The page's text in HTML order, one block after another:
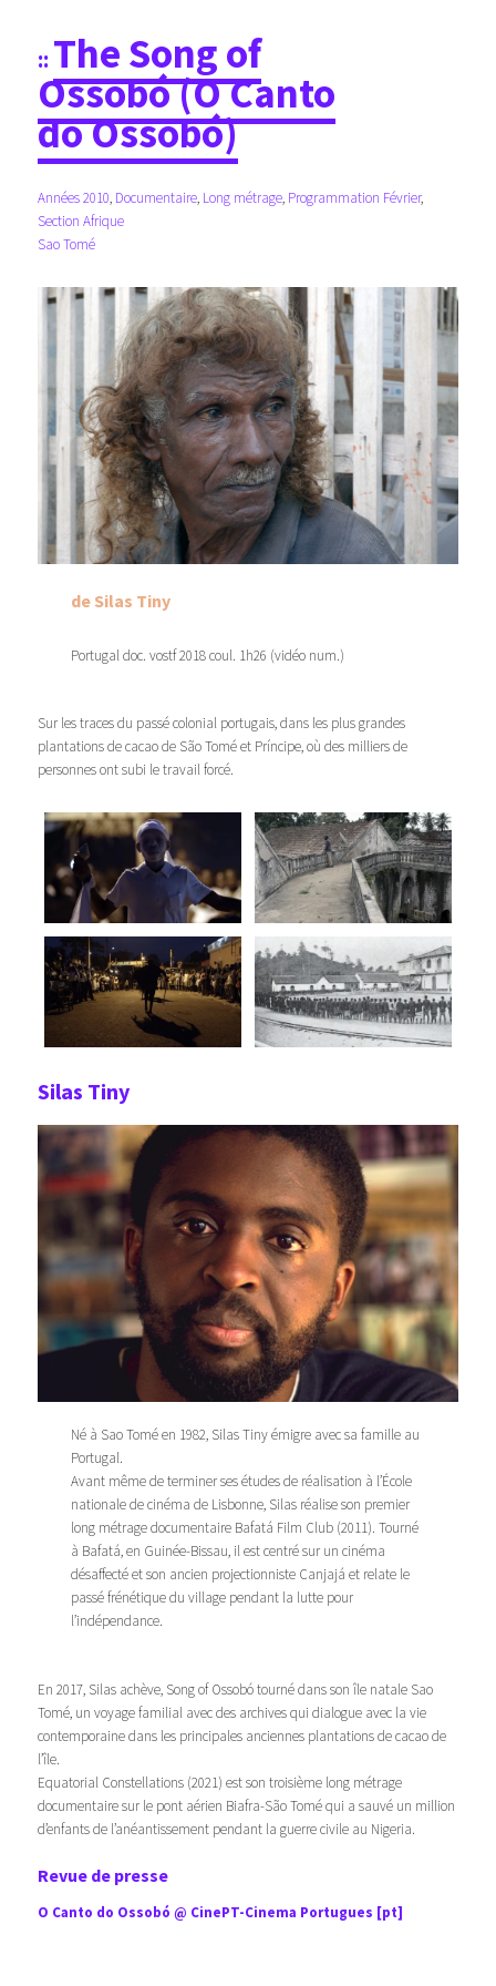
The Song of
Ossobó (O Canto
do Ossobó)
Années 2010, Documentaire, Long métrage, Programmation Février
Section Afrique
Sao Tomé
de Silas Tiny
Portugal doc. vostf 2018 coul. 1h26 (vidéo num.)
Sur les traces du passé colonial portugais, dans les plus grandes
plantations de cacao de São Tomé et Príncipe, où des milliers de
personnes ont subi le travail forcé.
Silas Tiny
Né à Sao Tomé en 1982, Silas Tiny émigre avec sa famille au
Portugal.
Avant même de terminer ses études de réalisation à l’École
nationale de cinéma de Lisbonne, Silas réalise son premier
long métrage documentaire Bafatá Film Club (2011). Tourné
à Bafatá, en Guinée-Bissau, il est centré sur un cinéma
désaffecté et son ancien projectionniste Canjajá et relate le
passé frénétique du village pendant la lutte pour
l’indépendance.
En 2017, Silas achève, Song of Ossobótourné dans son île natale Sao
Tomé, un voyage familial avec des archives qui dialogue avec la vie
contemporaine dans les principales anciennes plantations de cacao de
l’île.
Equatorial Constellations (2021) est son troisième long métrage
documentaire sur le pont aérien Biafra-São Tomé qui a sauvé un million
d’enfants de l’anéantissement pendant la guerre civile au Nigeria.
Revue de presse
O Canto do Ossobó @ CinePT-Cinema Portugues [pt]